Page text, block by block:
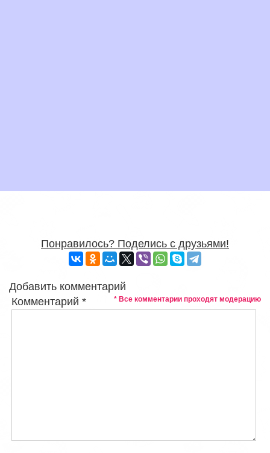
Понравилось? Поделись с друзьями!
Добавить комментарий
* Все комментарии проходят модерацию
Комментарий*